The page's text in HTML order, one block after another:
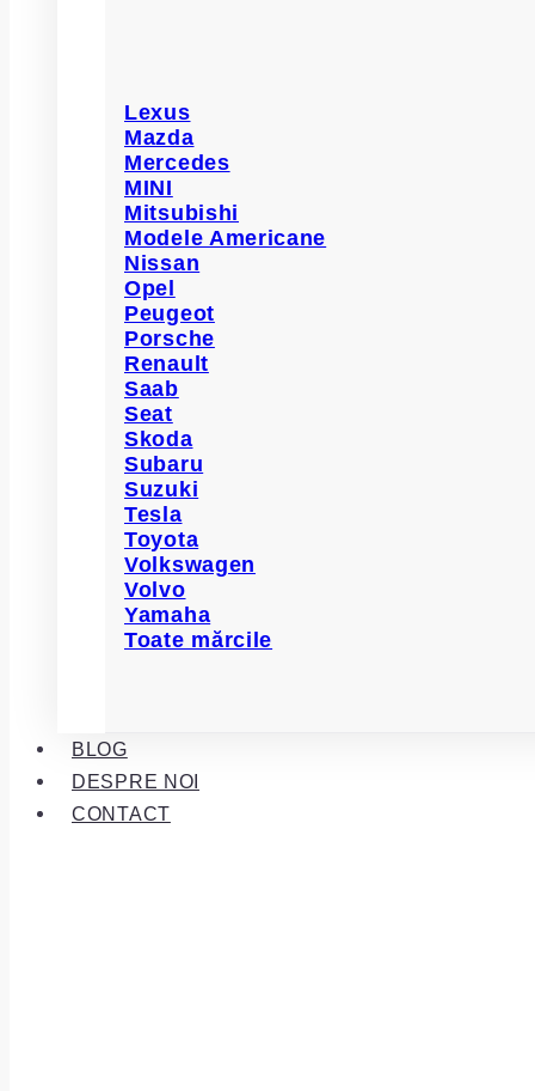
Lexus
Mazda
Mercedes
MINI
Mitsubishi
Modele Americane
Nissan
Opel
Peugeot
Porsche
Renault
Saab
Seat
Skoda
Subaru
Suzuki
Tesla
Toyota
Volkswagen
Volvo
Yamaha
Toate mărcile
BLOG
DESPRE NOI
CONTACT